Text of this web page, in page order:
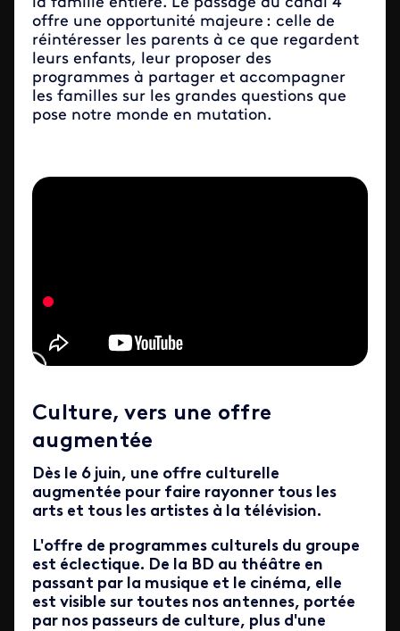
offre une opportunité majeure : celle de
réintéresser les parents à ce que regardent
leurs enfants, leur proposer des
programmes à partager et accompagner
les familles sur les grandes questions que
pose notre monde en mutation.
Culture, vers une offre
augmentée
Dès le 6 juin, une offre culturelle
augmentée pour faire rayonner tous les
arts et tous les artistes à la télévision.
L'offre de programmes culturels du groupe
est éclectique. De la BD au théâtre en
passant par la musique et le cinéma, elle
est visible sur toutes nos antennes, portée
par nos passeurs de culture, plus d'une